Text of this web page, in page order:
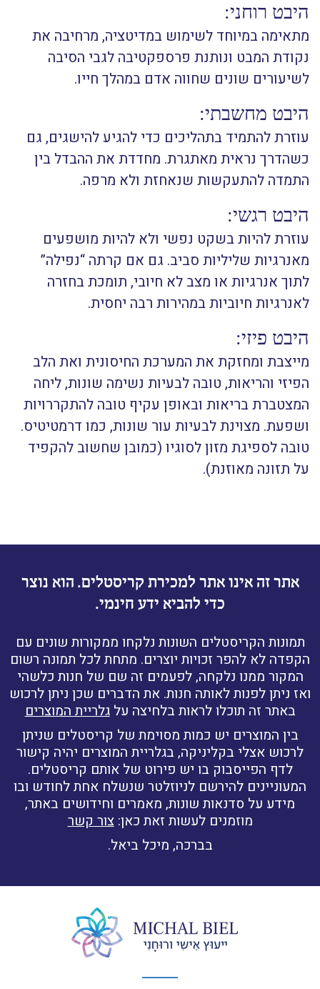
היבט רוחני:
מתאימה במיוחד לשימוש במדיטציה, מרחיבה את
נקודת המבט ונותנת פרספקטיבה לגבי הסיבה
לשיעורים שונים שחווה אדם במהלך חייו.
היבט מחשבתי:
עוזרת להתמיד בתהליכים כדי להגיע להישגים, גם
כשהדרך נראית מאתגרת. מחדדת את ההבדל בין
התמדה להתעקשות שנאחזת ולא מרפה.
היבט רגשי:
עוזרת להיות בשקט נפשי ולא להיות מושפעים
מאנרגיות שליליות סביב. גם אם קרתה “נפילה”
לתוך אנרגיות או מצב לא חיובי, תומכת בחזרה
לאנרגיות חיוביות במהירות רבה יחסית.
היבט פיזי:
מייצבת ומחזקת את המערכת החיסונית ואת הלב
הפיזי והריאות, טובה לבעיות נשימה שונות, ליחה
המצטברת בריאות ובאופן עקיף טובה להתקררויות
ושפעת. מצוינת לבעיות עור שונות, כמו דרמטיטיס.
טובה לספיגת מזון לסוגיו (כמובן שחשוב להקפיד
על תזונה מאוזנת).
אתר זה אינו אתר למכירת קריסטלים. הוא נוצר
כדי להביא ידע חינמי.
תמונות הקריסטלים השונות נלקחו ממקורות שונים עם
הקפדה לא להפר זכויות יוצרים. מתחת לכל תמונה רשום
המקור ממנו נלקחה, לפעמים זה שם של חנות כלשהי
ואז ניתן לפנות לאותה חנות. את הדברים שכן ניתן לרכוש
באתר זה תוכלו לראות בלחיצה עלגלריית המוצרים
בין המוצרים יש כמות מסוימת של קריסטלים שניתן
לרכוש אצלי בקליניקה, בגלריית המוצרים יהיה קישור
לדף הפייסבוק בו יש פירוט של אותם קריסטלים.
המעוניינים להירשם לניוזלטר שנשלח אחת לחודש ובו
מידע על סדנאות שונות, מאמרים וחידושים באתר,
מוזמנים לעשות זאת כאן:צור קשר
בברכה, מיכל ביאל.